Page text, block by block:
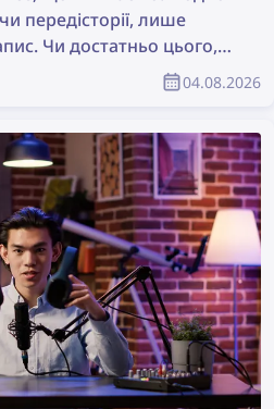
передісторії, лише
Чи достатньо цього,
Можливо, це не
достатньо для
інформацію та сприяти
знайти більше
04.08.2026